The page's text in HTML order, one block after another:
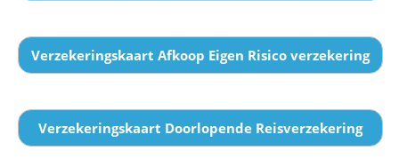
Verzekeringskaart Afkoop Eigen Risico verzekering
Verzekeringskaart Doorlopende Reisverzekering